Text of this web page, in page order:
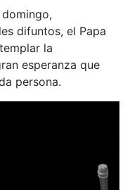
difuntos, el Papa
la
esperanza que
persona.